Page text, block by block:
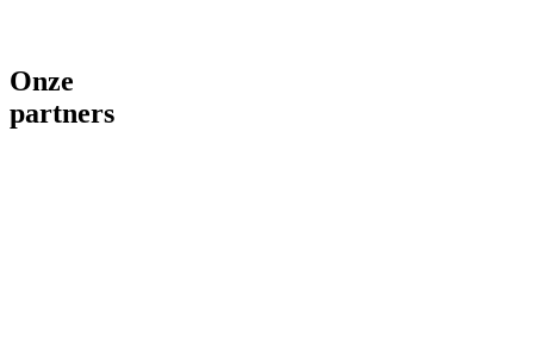
Onze
partners